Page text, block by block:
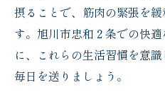
摂ることで、筋肉の緊張を
す。旭川市忠和２条での快
に、これらの生活習慣を意
毎日を送りましょう。